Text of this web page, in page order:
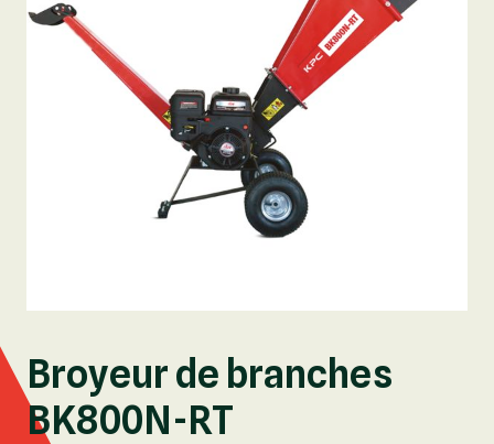
Broyeur de branches
BK800N-RT